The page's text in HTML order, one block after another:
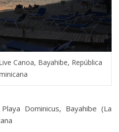
Canoa, Bayahibe, República
Dominicus, Bayahibe (La